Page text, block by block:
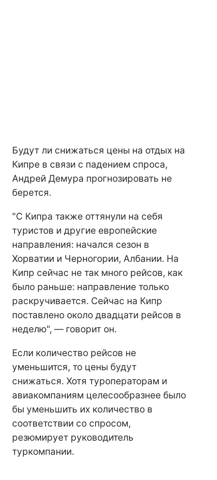
Будут ли снижаться цены на отдых на
Кипре в связи с падением спроса,
Андрей Демура прогнозировать не
берется.
"С Кипра также оттянули на себя
туристов и другие европейские
направления: начался сезон в
Хорватии и Черногории, Албании. На
Кипр сейчас не так много рейсов, как
было раньше: направление только
раскручивается. Сейчас на Кипр
поставлено около двадцати рейсов в
неделю", — говорит он.
Если количество рейсов не
уменьшится, то цены будут
снижаться. Хотя туроператорам и
авиакомпаниям целесообразнее было
бы уменьшить их количество в
соответствии со спросом,
резюмирует руководитель
туркомпании.